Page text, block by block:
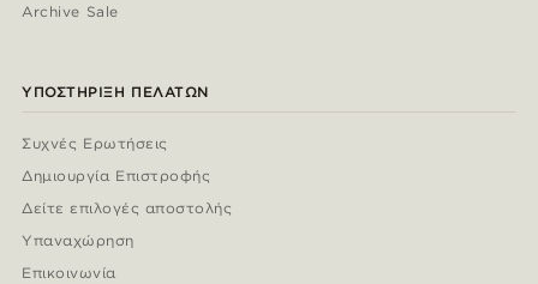
Archive Sale
ΥΠΟΣΤΉΡΙΞΗ ΠΕΛΑΤΏΝ
Συχνές Ερωτήσεις
Δημιουργία Επιστροφής
Δείτε επιλογές αποστολής
Υπαναχώρηση
Επικοινωνία